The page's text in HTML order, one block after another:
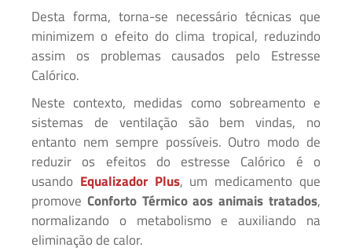
Desta forma, torna-se necessário técnicas que
minimizem o efeito do clima tropical, reduzindo
assim os problemas causados pelo Estresse
Calórico.
Neste contexto, medidas como sobreamento e
sistemas de ventilação são bem vindas, no
entanto nem sempre possíveis. Outro modo de
reduzir os efeitos do estresse Calórico é o
usando Equalizador Plus, um medicamento que
promove Conforto Térmico aos animais tratados,
normalizando o metabolismo e auxiliando na
eliminação de calor.